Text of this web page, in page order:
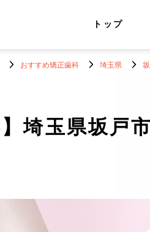
トップ
おすすめ矯正歯科 埼玉県
埼玉県坂戸